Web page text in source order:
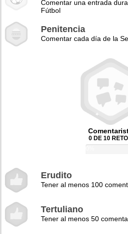
Comentar una entrada
Fútbol
Penitencia
Comentar cada día de la
0 DE 10
Erudito
Tener al menos 100
Tertuliano
Tener al menos 50